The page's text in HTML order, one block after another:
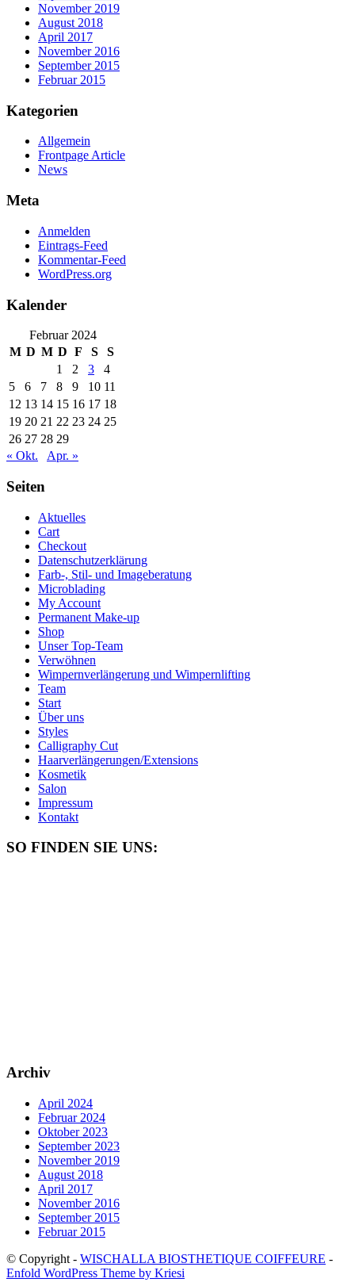
November 2019
August 2018
April 2017
November 2016
September 2015
Februar 2015
Kategorien
Allgemein
Frontpage Article
News
Meta
Anmelden
Eintrags-Feed
Kommentar-Feed
WordPress.org
Kalender
Februar 2024
M D M D F S
S
1
2 3
4
5
6 7 8 9 10 11
12 13 14 15 16 17 18
19 20 21 22 23 24 25
26 27 28 29
« Okt.
Apr. »
Seiten
Aktuelles
Cart
Checkout
Datenschutzerklärung
Farb-, Stil- und Imageberatung
Microblading
My Account
Permanent Make-up
Shop
Unser Top-Team
Verwöhnen
Wimpernverlängerung und Wimpernlifting
Team
Start
Über uns
Styles
Calligraphy Cut
Haarverlängerungen/Extensions
Kosmetik
Salon
Impressum
Kontakt
SO FINDEN SIE UNS:
Archiv
April 2024
Februar 2024
Oktober 2023
September 2023
November 2019
August 2018
April 2017
November 2016
September 2015
Februar 2015
© Copyright - WISCHALLA BIOSTHETIQUE COIFFEURE -
Enfold WordPress Theme by Kriesi